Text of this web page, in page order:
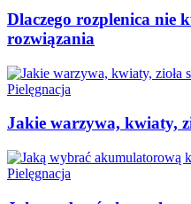
Dlaczego rozplenica nie
rozwiązania
Pielęgnacja
Jakie warzywa, kwiaty,
Pielęgnacja